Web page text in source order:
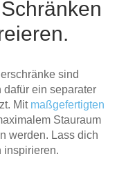
sind
ein separater
Mit maßgefertigten
Stauraum
werden. Lass dich
inspirieren.